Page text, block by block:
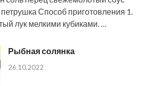
Способ приготовления 1.
лук мелкими кубиками. …
Рыбная солянка
26.10.2022